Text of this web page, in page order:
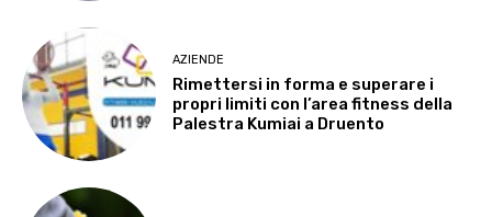
AZIENDE
Rimettersi in forma e superare i
propri limiti con l’area fitness della
Palestra Kumiai a Druento